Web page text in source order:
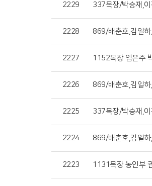
2229 337목장/박승재,이
2228 869/배춘호,김일
2227 1152목장 임은주
2226 869/배춘호,김일
2225 337목장/박승재,이
2224 869/배춘호,김일
2223 1131목장 농인부